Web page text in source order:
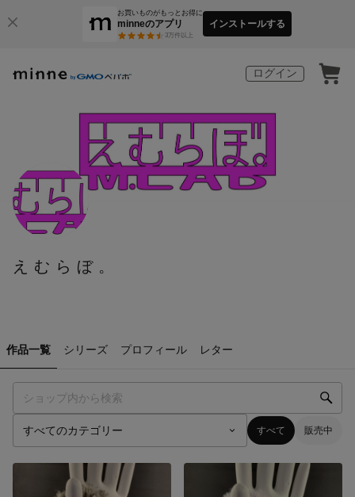
お買いものがもっとお得に
minneのアプリ
3万件以上
インストールする
ログイン
えむらぼ。
作品一覧 シリーズ プロフィール レター
すべて 販売中